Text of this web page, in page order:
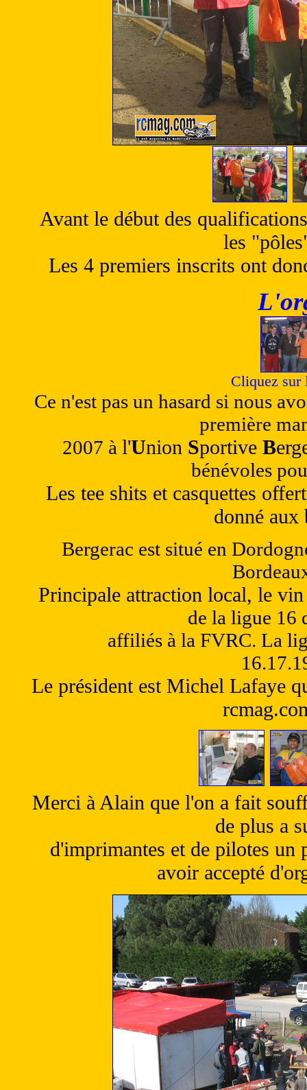
Avant le début des
les
Les 4 premiers inscrits ont
Cliquez sur
Ce n'est pas un hasard si nous
première
2007 à l'Union Sportive B
bénévoles
Les tee shits et casquettes
donné aux
Bergerac est situé en
Principale attraction local, le
de la ligue 16
affiliés à la FVRC. La
Le président est Michel Lafaye
Merci à Alain que l'on a fait
de plus a
d'imprimantes et de pilotes
avoir accepté